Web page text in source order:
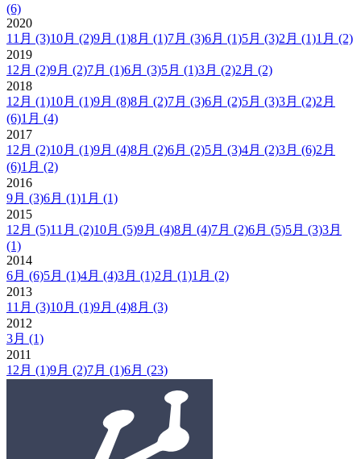
(6)
2020
11月 (3)10月 (2)9月 (1)8月 (1)7月 (3)6月 (1)5月 (3)2月 (1)1月 (2)
2019
12月 (2)9月 (2)7月 (1)6月 (3)5月 (1)3月 (2)2月 (2)
2018
12月 (1)10月 (1)9月 (8)8月 (2)7月 (3)6月 (2)5月 (3)3月 (2)2月
(6)1月 (4)
2017
12月 (2)10月 (1)9月 (4)8月 (2)6月 (2)5月 (3)4月 (2)3月 (6)2月
(6)1月 (2)
2016
9月 (3)6月 (1)1月 (1)
2015
12月 (5)11月 (2)10月 (5)9月 (4)8月 (4)7月 (2)6月 (5)5月 (3)3月
(1)
2014
6月 (6)5月 (1)4月 (4)3月 (1)2月 (1)1月 (2)
2013
11月 (3)10月 (1)9月 (4)8月 (3)
2012
3月 (1)
2011
12月 (1)9月 (2)7月 (1)6月 (23)